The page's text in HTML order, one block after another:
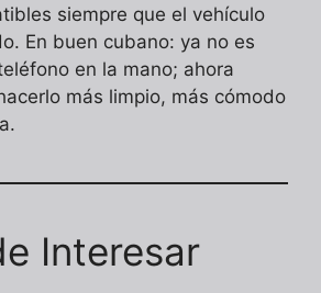
siempre que el vehículo
En buen cubano: ya no es
en la mano; ahora
más limpio, más cómodo
Interesar